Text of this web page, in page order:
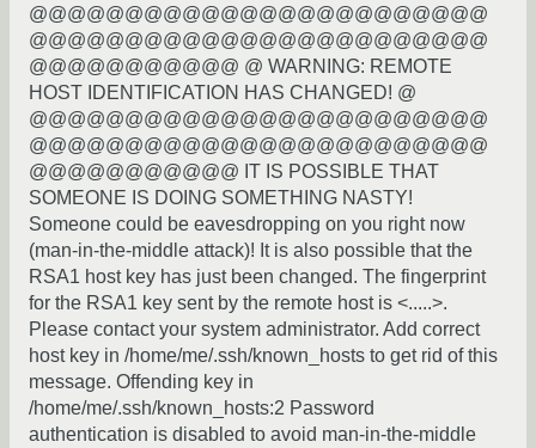
@@@@@@@@@@@@@@@@@@@@@@@@
@@@@@@@@@@@@@@@@@@@@@@@@
@@@@@@@@@@@ @ WARNING: REMOTE
HOST IDENTIFICATION HAS CHANGED! @
@@@@@@@@@@@@@@@@@@@@@@@@
@@@@@@@@@@@@@@@@@@@@@@@@
@@@@@@@@@@@ IT IS POSSIBLE THAT
SOMEONE IS DOING SOMETHING NASTY!
Someone could be eavesdropping on you right now
(man-in-the-middle attack)! It is also possible that the
RSA1 host key has just been changed. The fingerprint
for the RSA1 key sent by the remote host is <.....>.
Please contact your system administrator. Add correct
host key in /home/me/.ssh/known_hosts to get rid of this
message. Offending key in
/home/me/.ssh/known_hosts:2 Password
authentication is disabled to avoid man-in-the-middle